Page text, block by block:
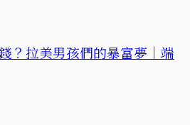
？拉美男孩們的暴富夢｜端